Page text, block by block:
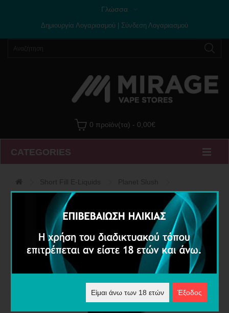
Γλώσσα
Δημιουργία Λογαριασμού Σύνδεση Λογαριασμού
0 προϊόν(τα) - 0,00€
CATEGORIES
Short Fill E-Liquids
Planet Slush
Υγρό Αναπλήρωσης Blueberry
Είμαι άνω των 18 ετών Έξοδος